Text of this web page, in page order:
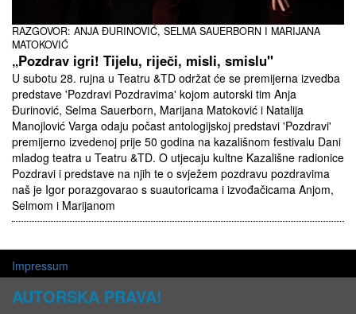
RAZGOVOR: ANJA ĐURINOVIĆ, SELMA SAUERBORN I MARIJANA
MATOKOVIĆ
„Pozdrav igri! Tijelu, riječi, misli, smislu"
U subotu 28. rujna u Teatru &TD održat će se premijerna izvedba
predstave 'Pozdravi Pozdravima' kojom autorski tim Anja
Đurinović, Selma Sauerborn, Marijana Matoković i Natalija
Manojlović Varga odaju počast antologijskoj predstavi 'Pozdravi'
premijerno izvedenoj prije 50 godina na kazališnom festivalu Dani
mladog teatra u Teatru &TD. O utjecaju kultne Kazališne radionice
Pozdravi i predstave na njih te o svježem pozdravu pozdravima
naš je Igor porazgovarao s suautoricama i izvođačicama Anjom,
Selmom i Marijanom
Impressum
AUTORSKA PRAVA!